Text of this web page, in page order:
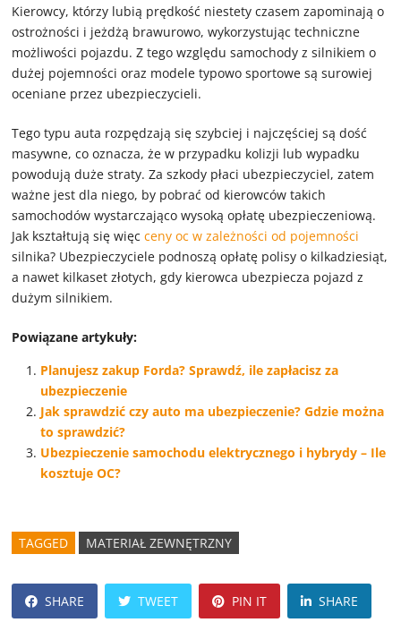
Kierowcy, którzy lubią prędkość niestety czasem zapominają o
ostrożności i jeżdżą brawurowo, wykorzystując techniczne
możliwości pojazdu. Z tego względu samochody z silnikiem o
dużej pojemności oraz modele typowo sportowe są surowiej
oceniane przez ubezpieczycieli.
Tego typu auta rozpędzają się szybciej i najczęściej są dość
masywne, co oznacza, że w przypadku kolizji lub wypadku
powodują duże straty. Za szkody płaci ubezpieczyciel, zatem
ważne jest dla niego, by pobrać od kierowców takich
samochodów wystarczająco wysoką opłatę ubezpieczeniową.
Jak kształtują się więcceny oc w zależności od pojemności
silnika? Ubezpieczyciele podnoszą opłatę polisy o kilkadziesiąt,
a nawet kilkaset złotych, gdy kierowca ubezpiecza pojazd z
dużym silnikiem.
Powiązane artykuły:
Planujesz zakup Forda? Sprawdź, ile zapłacisz za
ubezpieczenie
Jak sprawdzić czy auto ma ubezpieczenie? Gdzie można
to sprawdzić?
Ubezpieczenie samochodu elektrycznego i hybrydy – Ile
kosztuje OC?
TAGGED MATERIAŁ ZEWNĘTRZNY
SHARE TWEET PIN IT SHARE